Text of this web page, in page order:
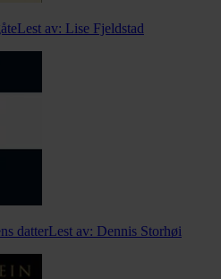
Lest av: Lise Fjeldstad
datterLest av: Dennis Storhøi